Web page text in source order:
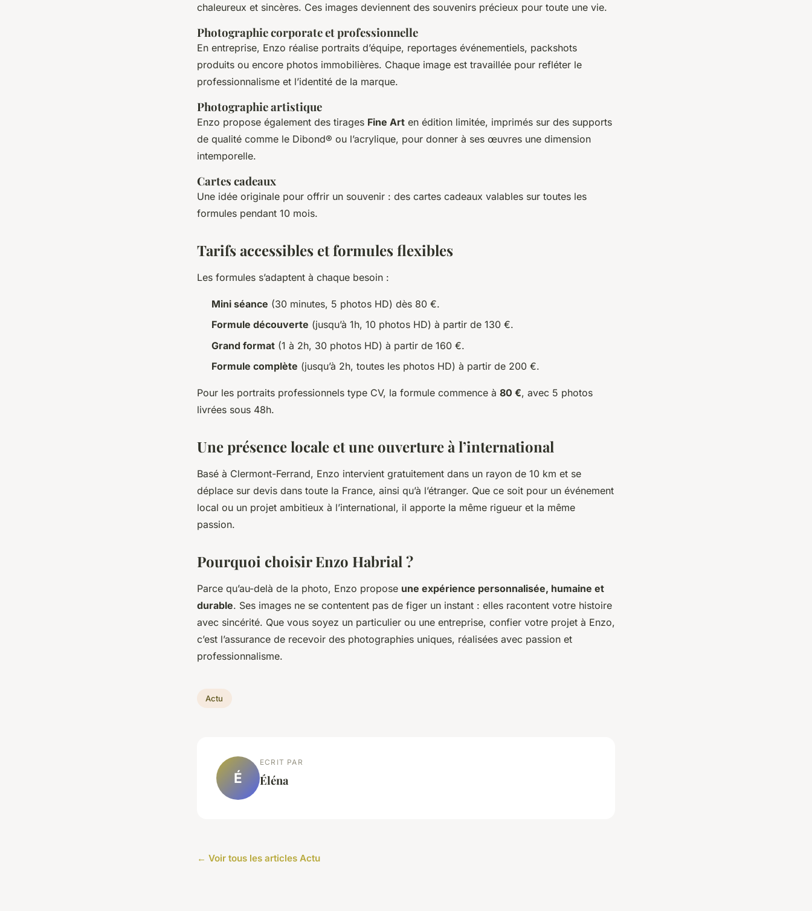
chaleureux et sincères. Ces images deviennent des souvenirs précieux pour toute une vie.
Photographie corporate et professionnelle
En entreprise, Enzo réalise portraits d’équipe, reportages événementiels, packshots
produits ou encore photos immobilières. Chaque image est travaillée pour refléter le
professionnalisme et l’identité de la marque.
Photographie artistique
Enzo propose également des tirages Fine Art en édition limitée, imprimés sur des supports
de qualité comme le Dibond® ou l’acrylique, pour donner à ses œuvres une dimension
intemporelle.
Cartes cadeaux
Une idée originale pour offrir un souvenir : des cartes cadeaux valables sur toutes les
formules pendant 10 mois.
Tarifs accessibles et formules flexibles
Les formules s’adaptent à chaque besoin :
Mini séance (30 minutes, 5 photos HD) dès 80 €.
Formule découverte (jusqu’à 1h, 10 photos HD) à partir de 130 €.
Grand format (1 à 2h, 30 photos HD) à partir de 160 €.
Formule complète (jusqu’à 2h, toutes les photos HD) à partir de 200 €.
Pour les portraits professionnels type CV, la formule commence à 80 €, avec 5 photos
livrées sous 48h.
Une présence locale et une ouverture à l’international
Basé à Clermont-Ferrand, Enzo intervient gratuitement dans un rayon de 10 km et se
déplace sur devis dans toute la France, ainsi qu’à l’étranger. Que ce soit pour un événement
local ou un projet ambitieux à l’international, il apporte la même rigueur et la même
passion.
Pourquoi choisir Enzo Habrial ?
Parce qu’au-delà de la photo, Enzo propose une expérience personnalisée, humaine et
durable. Ses images ne se contentent pas de figer un instant : elles racontent votre histoire
avec sincérité. Que vous soyez un particulier ou une entreprise, confier votre projet à Enzo,
c’est l’assurance de recevoir des photographies uniques, réalisées avec passion et
professionnalisme.
Actu
É
ECRIT PAR
Éléna
← Voir tous les articles Actu